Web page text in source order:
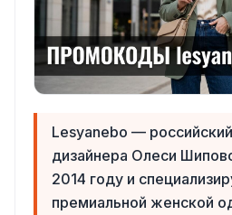
Lesyanebo —
дизайнера Олеси
2014 году и
премиальной женской